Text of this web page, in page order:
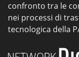
confronto tra le
nei processi di
tecnologica della